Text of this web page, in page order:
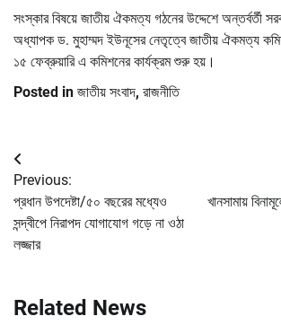
সংস্কার বিষয়ে জাতীয় ঐকমত্য গঠনের উদ্দেশে অন্তর্বর্তী
অধ্যাপক ড. মুহাম্মদ ইউনূসের নেতৃত্বে জাতীয় ঐকমত্য
১৫ ফেব্রুয়ারি এ কমিশনের কার্যক্রম শুরু হয়।
Posted in জাতীয় সংবাদ, রাজনীতি
Post
navigation
Previous:
প্রধান উপদেষ্টা/৫০ বছরের মধ্যেও
সন্দ্বীপে নিরাপদ যোগাযোগ গড়ে না ওঠা
লজ্জার
খানসামায়
Related News